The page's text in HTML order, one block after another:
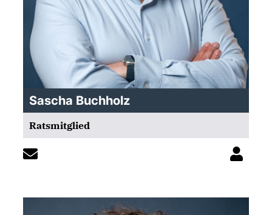
Sascha Buchholz
Ratsmitglied